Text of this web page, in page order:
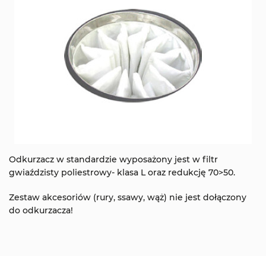
Odkurzacz w standardzie wyposażony jest w filtr
gwiaździsty poliestrowy- klasa L oraz redukcję 70>50.
Zestaw akcesoriów (rury, ssawy, wąż) nie jest dołączony
do odkurzacza!